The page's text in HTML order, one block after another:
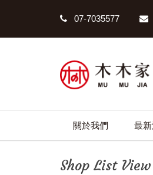
07-7035577
關於我們 最
Shop List View